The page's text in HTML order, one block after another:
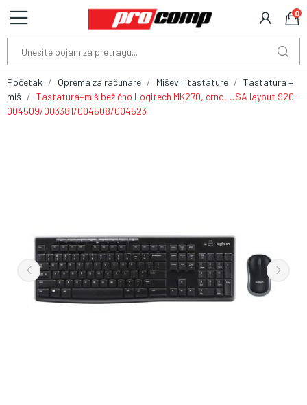
0
Početak Oprema za računare Miševi i tastature
Tastatura +
miš
Tastatura+miš bežično Logitech MK270, crno, USA layout 920-
004509/003381/004508/004523